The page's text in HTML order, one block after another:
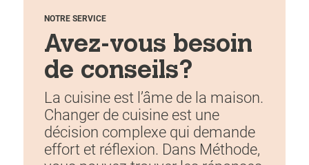
NOTRE SERVICE
Avez-vous besoin
de conseils?
La cuisine est l’âme de la maison.
Changer de cuisine est une
décision complexe qui demande
effort et réflexion. Dans Méthode,